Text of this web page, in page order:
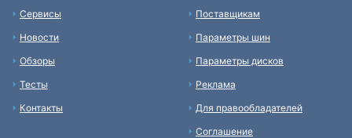
Сервисы
Новости
Обзоры
Тесты
Контакты
Поставщикам
Параметры шин
Параметры дисков
Реклама
Для правообладателей
Соглашение